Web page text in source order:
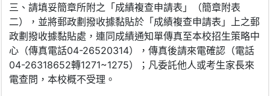
三、請填妥簡章所附之「成績複查申請表」（簡章附表
二），並將郵政劃撥收據黏貼於「成績複查申請表」上之郵
政劃撥收據黏貼處，連同成績通知單傳真至本校招生策略中
心（傳真電話04-26520314），傳真後請來電確認（電話
04-26318652轉1271~1275）；凡委託他人或考生家長來
電查問，本校概不受理。